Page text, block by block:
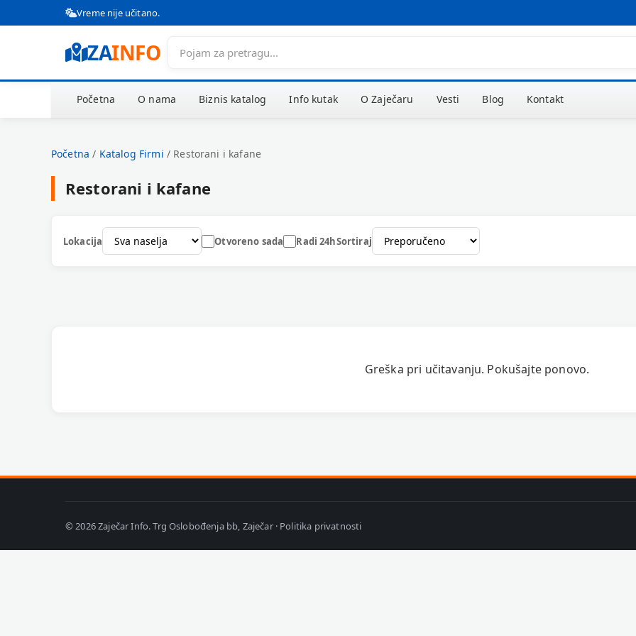
Vreme nije učitano.
ZAINFO
Početna O nama Biznis katalog Info kutak O Zaječaru Vesti Blog Kontakt
Početna / Katalog Firmi / Restorani i kafane
Restorani i kafane
Lokacija Otvoreno sada Radi 24hSortiraj
Greška pri učitavanju. Pokušajte ponovo.
© 2026 Zaječar Info. Trg Oslobođenja bb, Zaječar · Politika privatnosti